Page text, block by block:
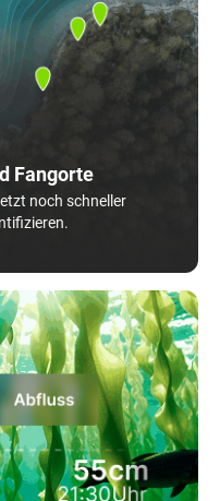
Fangorte
noch schneller